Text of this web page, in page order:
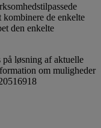
de enkelte
den enkelte
løsning af aktuelle
om muligheder